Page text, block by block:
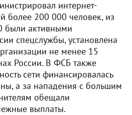
интернет-
более 200 000 человек, из
были активными
спецслужбы, установлена
не менее 15
России. В ФСБ также
сети финансировалась
а за нападения с большим
обещали
выплаты.